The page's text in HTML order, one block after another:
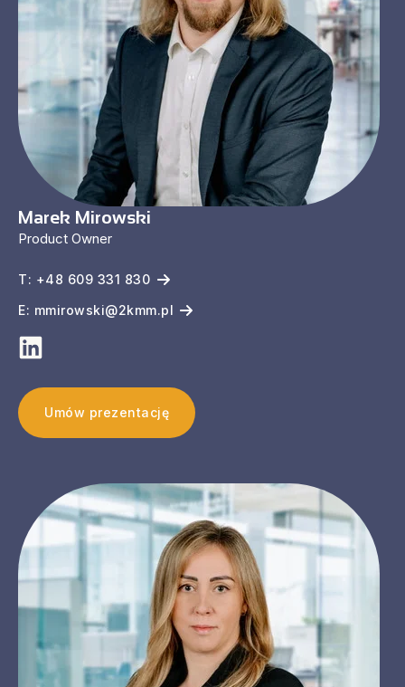
Marek Mirowski
Product Owner
T: +48 609 331 830
E: mmirowski@2kmm.pl
Umów prezentację